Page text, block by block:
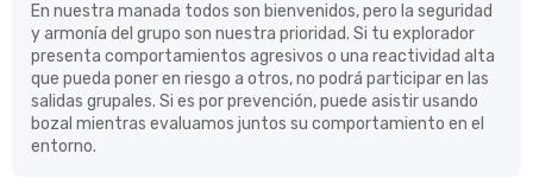
En nuestra manada todos son bienvenidos, pero la seguridad
y armonía del grupo son nuestra prioridad. Si tu explorador
presenta comportamientos agresivos o una reactividad alta
que pueda poner en riesgo a otros, no podrá participar en las
salidas grupales. Si es por prevención, puede asistir usando
bozal mientras evaluamos juntos su comportamiento en el
entorno.